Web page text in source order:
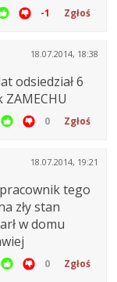
-1 Zgłoś
18.07.2014, 18:38
odsiedział 6
0 Zgłoś
18.07.2014, 19:21
tego
zły stan
w domu
0 Zgłoś